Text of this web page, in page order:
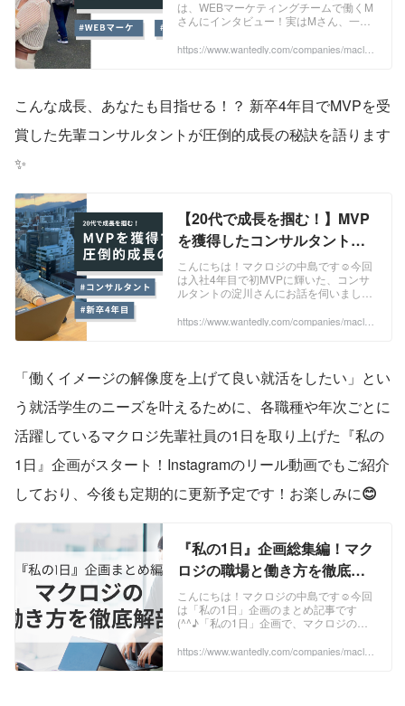
株式会社マクロジ
は、WEBマーケティングチームで働くM
さんにインタビュー！実はMさん、一度
ち再びマクロジに戻って来られました👏
https://www.wantedly.com/companies/maclog
こんな成長、あなたも目指せる！？ 新卒4年目でMVPを受
賞した先輩コンサルタントが圧倒的成長の秘訣を語ります
✨
【20代で成長を掴む！】MVP
を獲得したコンサルタントに
聞く圧倒的成長の秘訣✨ | 新卒
入社社員インタビュー
こんにちは！マクロジの中島です☺今回
は入社4年目で初MVPに輝いた、コンサ
ルタントの淀川さんにお話を伺いました
らの信頼の厚さが高く評価され、初MVP
https://www.wantedly.com/companies/maclog
「働くイメージの解像度を上げて良い就活をしたい」とい
う就活学生のニーズを叶えるために、各職種や年次ごとに
活躍しているマクロジ先輩社員の1日を取り上げた『私の
1日』企画がスタート！Instagramのリール動画でもご紹介
しており、今後も定期的に更新予定です！お楽しみに😊
『私の1日』企画総集編！マク
ロジの職場と働き方を徹底解
剖✨ | マクロジ社員の1日
こんにちは！マクロジの中島です☺今回
は「私の1日」企画のまとめ記事です
(^^♪「私の1日」企画で、マクロジの各
実際の業務内容や働く姿をリアルに紹介
https://www.wantedly.com/companies/maclog